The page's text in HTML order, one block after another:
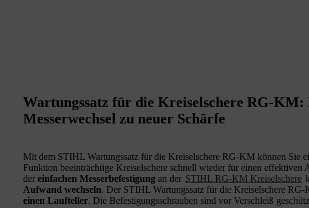
Wartungssatz für die Kreiselschere RG-KM:
Messerwechsel zu neuer Schärfe
Mit dem STIHL Wartungssatz für die Kreiselschere RG-KM können Sie
Funktion beeinträchtige Kreiselschere schnell wieder für einen effektiven
der einfachen Messerbefestigung an der STIHL RG-KM Kreiselschere
Aufwand wechseln. Der STIHL Wartungssatz für die Kreiselschere RG-
einen Laufteller. Die Befestigungsschrauben sind vor Verschleiß